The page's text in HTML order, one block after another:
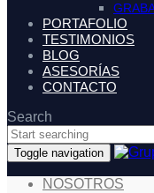
PORTAFOLIO
TESTIMONIOS
BLOG
ASESORÍAS
CONTACTO
Search
Toggle navigation
NOSOTROS